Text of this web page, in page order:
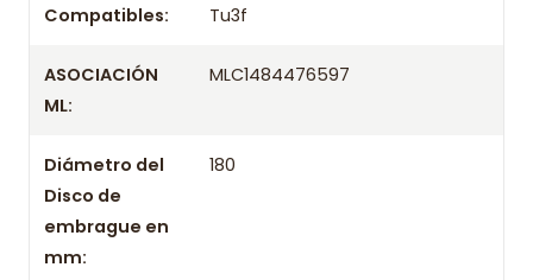
Compatibles:
Tu3f
ASOCIACIÓN
ML:
MLC1484476597
Diámetro del
Disco de
embrague en
mm:
180